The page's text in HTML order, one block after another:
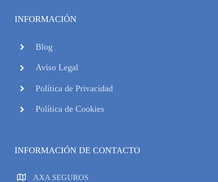
INFORMACIÓN
Blog
Aviso Legal
Política de Privacidad
Política de Cookies
INFORMACIÓN DE CONTACTO
AXA SEGUROS